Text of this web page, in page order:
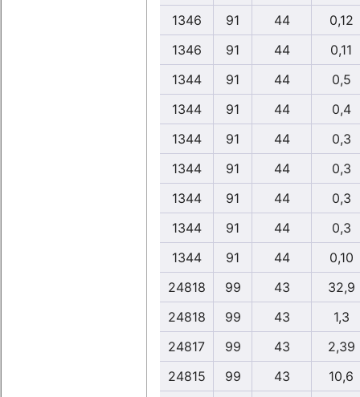
1346
91 44
0,12
1346
91 44
0,11
1344
91 44
0,5
1344
91 44
0,4
1344
91 44
0,3
1344
91 44
0,3
1344
91 44
0,3
1344
91 44
0,3
1344
91 44
0,10
24818
99 43
32,9
24818
99 43
1,3
24817
99 43
2,39
24815
99 43
10,6